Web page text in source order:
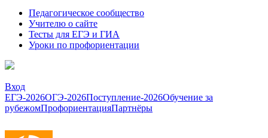
Педагогическое сообщество
Учителю о сайте
Тесты для ЕГЭ и ГИА
Уроки по профориентации
Вход
ЕГЭ-2026ОГЭ-2026Поступление-2026Обучение за
рубежомПрофориентацияПартнёры